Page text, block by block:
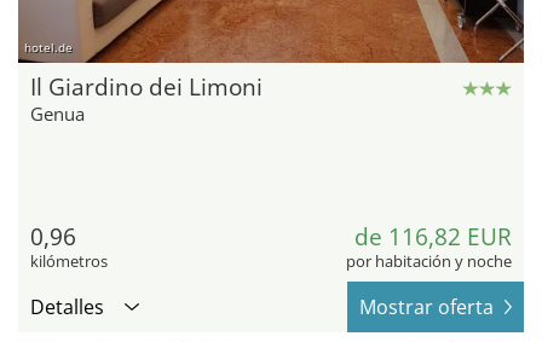
hotel.de
Il Giardino dei Limoni
Genua
0,96
kilómetros
de 116,82 EUR
por habitación y noche
Detalles Mostrar oferta